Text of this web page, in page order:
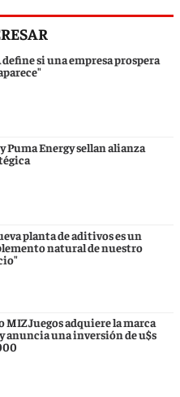
define si una empresa prospera
Puma Energy sellan alianza
planta de aditivos es un
natural de nuestro
MIZ Juegos adquiere la marca
y anuncia una inversión de u$s